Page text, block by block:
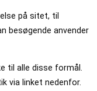
på sitet, til
besøgende anvender
til alle disse formål.
via linket nedenfor.